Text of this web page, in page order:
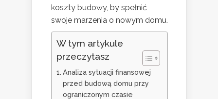
koszty budowy, by spełnić
swoje marzenia o nowym domu.
W tym artykule
przeczytasz
Analiza sytuacji finansowej
przed budową domu przy
ograniczonym czasie